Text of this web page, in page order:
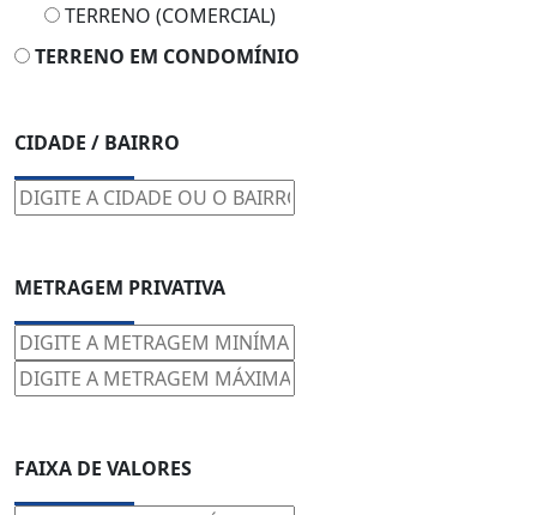
TERRENO (COMERCIAL)
TERRENO EM CONDOMÍNIO
CIDADE / BAIRRO
METRAGEM PRIVATIVA
FAIXA DE VALORES